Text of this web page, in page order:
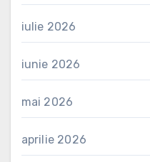
iulie 2026
iunie 2026
mai 2026
aprilie 2026